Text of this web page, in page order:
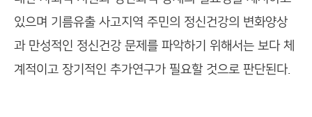
있으며 기름유출 사고지역 주민의 정신건강의 변화양상
과 만성적인 정신건강 문제를 파악하기 위해서는 보다 체
계적이고 장기적인 추가연구가 필요할 것으로 판단된다.